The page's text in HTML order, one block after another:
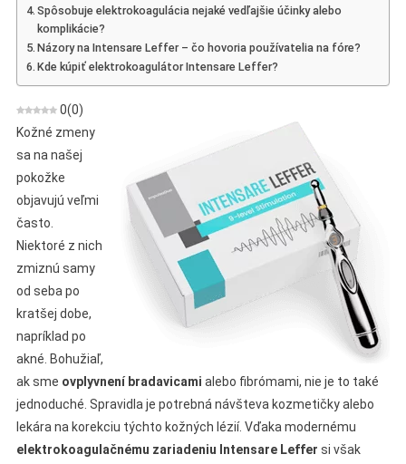
Elektrokoagulátora
Spôsobuje elektrokoagulácia nejaké vedľajšie účinky alebo
komplikácie?
Názory na Intensare Leffer – čo hovoria používatelia na fóre?
Kde kúpiť elektrokoagulátor Intensare Leffer?
0(0)
Kožné zmeny
sa na našej
pokožke
objavujú veľmi
často.
Niektoré z nich
zmiznú samy
od seba po
kratšej dobe,
napríklad po
akné. Bohužiaľ,
ak sme ovplyvnení bradavicami alebo fibrómami, nie je to také
jednoduché. Spravidla je potrebná návšteva kozmetičky alebo
lekára na korekciu týchto kožných lézií. Vďaka modernému
elektrokoagulačnému zariadeniu Intensare Leffer si však